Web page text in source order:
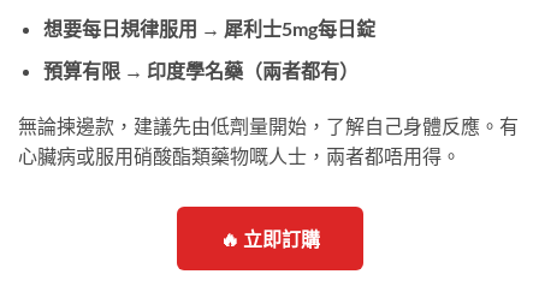
想要每日規律服用 → 犀利士5mg每日錠
預算有限 → 印度學名藥（兩者都有）
無論揀邊款，建議先由低劑量開始，了解自己身體反應。有
心臟病或服用硝酸酯類藥物嘅人士，兩者都唔用得。
🔥 立即訂購